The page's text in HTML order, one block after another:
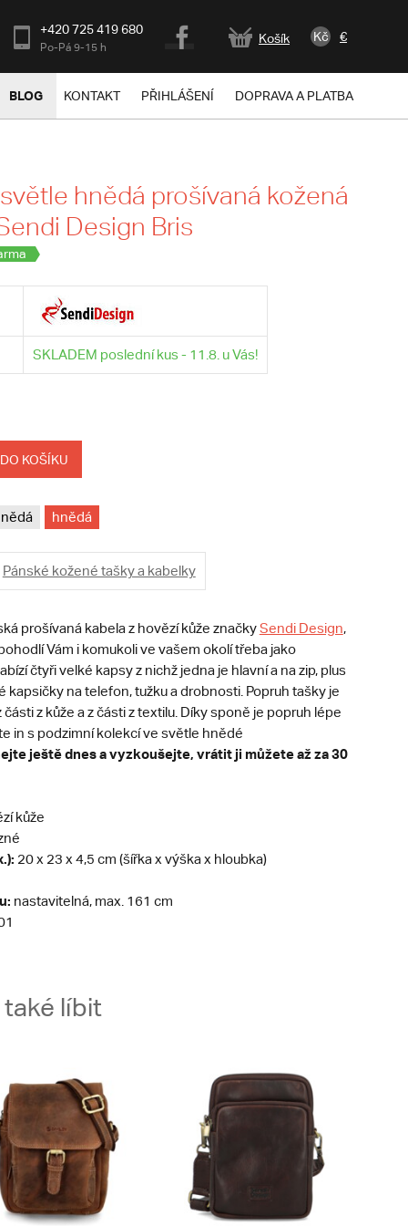
+420 725 419 680
Po-Pá 9-15 h
Košík Kč €
BLOG KONTAKT PŘIHLÁŠENÍ DOPRAVA A PLATBA
hnědá prošívaná kožená
Design Bris
SKLADEM poslední kus - 11.8. u Vás!
KOŠÍKU
hnědá
Pánské kožené tašky a kabelky
prošívaná kabela z hovězí kůže značkySendi Design,
Vám i komukoli ve vašem okolí třeba jako
čtyři velké kapsy z nichž jedna je hlavní a na zip, plus
kapsičky na telefon, tužku a drobnosti. Popruh tašky je
z kůže a z části z textilu. Díky sponě je popruh lépe
in s podzimní kolekcí ve světle hnědé
ještě dnes a vyzkoušejte, vrátit ji můžete až za 30
kůže
20 x 23 x 4,5 cm (šířka x výška x hloubka)
nastavitelná, max. 161 cm
líbit